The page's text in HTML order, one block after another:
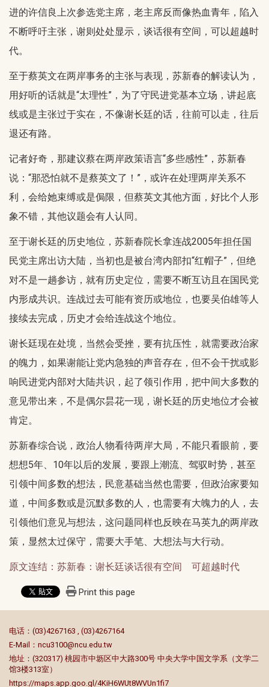
进的许信良上次参选党主席，老主席反而像热血青年，陷入
不断呼吁主张，谢则处处显示，谈话很有空间，可以超越时
代。
至于蔡英文在两岸事务的主张与表现，苏新春的解读认为，
用好听的话就是“太理性”，为了守民进党基本立场，讲起底
线或是主张过于实在，不像谢长廷的话，往前可以走，往后
退还有路。
记者好奇，那建议蔡在两岸政策语言“多些感性”，苏新春
说：“那恐怕就不是蔡英文了！”，或许在处理两岸关系不
利，会给她束缚或是侷限，但蔡英文其他方面，好比个人形
象不错，其他议题会有人认同。
至于谢长廷的历史地位，苏新春院长拿连战2005年担任国
民党主席出访大陆，当初也是被台湾内部扣“红帽子”，但绝
对不是一趟参访，就有历史定位，需要不断互访且在国民党
内形成共识。连战过去可能有资历或地位，也要吴伯雄等人
接续去完成，历史才会给连战这个地位。
谢长廷现在处境，当然会受挫，要有抗压性，就需要政治家
的魄力，如果谢能让党内急独的声音存在，但不会干扰或影
响民进党内部对大陆共识，起了领引作用，把中间大多数的
意见带出来，不是偶尔昙花一现，谢长廷的历史地位才会被
肯定。
苏新春综合说，政治人物看待两岸大局，不能只看眼前，要
想想5年、10年以后的发展，要跟上潮流、驾驭时势，甚至
引领中间多数的想法，民意基础当然也需要，但政治家要知
道，中间多数或是沉默多数的人，也需要有大魄力的人，去
引领他们意见与想法，这问题同样也反映在马英九的两岸政
策，显然太过保守，需要大手笔、大想法与大行动。
原文连结：苏新春：谢长廷谈话很有空间 可超越时代
Print this page
电话：(03)4267163 , (03)4267164
E-Mail： ncu3100@ncu.edu.tw
地址：(320317) 桃园市中坜区中大路300号 中央大学中国文学系（文学二
馆3楼313室）
https://maps.app.goo.gl/4KiH6WUt8WVUn1fi7